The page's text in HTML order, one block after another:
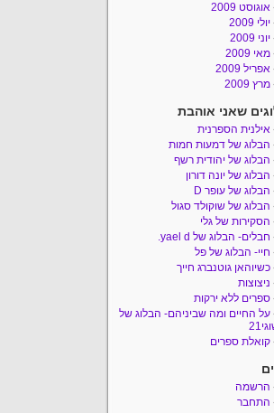
אוגוסט 2009
יולי 2009
יוני 2009
מאי 2009
אפריל 2009
מרץ 2009
שאני אוהבת
אילנית הספרנית
הבלוג של דמעות חמות
הבלוג של יהודית רשף
הבלוג של יונה דורון
הבלוג של עופר D
הבלוג של שוקולד סגול
הסקירות של גלי
חבלים- הבלוג של yael d.
חיי- הבלוג של פל
כשיוהאן גוטנברג חייך
ניצוצות
ספרים ללא ירקות
על החיים ומה שביניהם- הבלוג של
קואלת ספרים
הרשמה
התחבר